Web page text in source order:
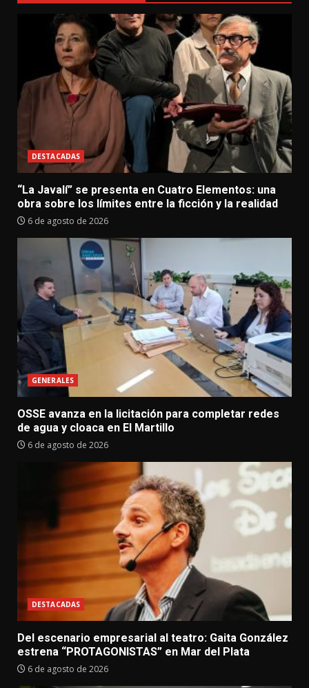
DESTACADAS
“La Javalí” se presenta en Cuatro Elementos: una
obra sobre los límites entre la ficción y la realidad
6 de agosto de 2026
GENERALES
OSSE avanza en la licitación para completar redes
de agua y cloaca en El Martillo
6 de agosto de 2026
DESTACADAS
Del escenario empresarial al teatro: Gaita González
estrena “PROTAGONISTAS” en Mar del Plata
6 de agosto de 2026